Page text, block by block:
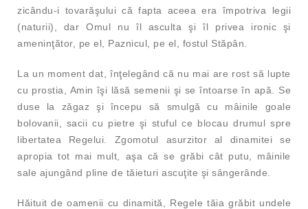
zicându-i tovarăşului că fapta aceea era împotriva legii
(naturii), dar Omul nu îl asculta şi îl privea ironic şi
ameninţător, pe el, Paznicul, pe el, fostul Stăpân.
La un moment dat, înţelegând că nu mai are rost să lupte
cu prostia, Amin îşi lăsă semenii şi se întoarse în apă. Se
duse la zăgaz şi începu să smulgă cu mâinile goale
bolovanii, sacii cu pietre şi stuful ce blocau drumul spre
libertatea Regelui. Zgomotul asurzitor al dinamitei se
apropia tot mai mult, aşa că se grăbi cât putu, mâinile
sale ajungând pline de tăieturi ascuţite şi sângerânde.
Hăituit de oamenii cu dinamită, Regele tăia grăbit undele